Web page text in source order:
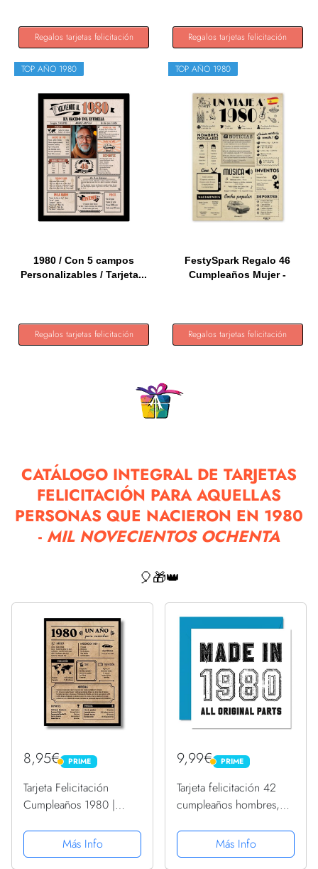
Regalos tarjetas felicitación Regalos tarjetas felicitación
TOP AÑO 1980
1980 / Con 5 campos
Personalizables / Tarjeta...
Regalos tarjetas felicitación
TOP AÑO 1980
FestySpark Regalo 46
Cumpleaños Mujer -
Regalos tarjetas felicitación
CATÁLOGO INTEGRAL DE TARJETAS
FELICITACIÓN PARA AQUELLAS
PERSONAS QUE NACIERON EN 1980
- MIL NOVECIENTOS OCHENTA
🎈🎁👑
8,95€ PRIME
PRIME
Tarjeta Felicitación
Cumpleaños 1980 |
Año de Nacimiento
1980 | Póster
Más Info
9,99€ PRIME
PRIME
Tarjeta felicitación 42
cumpleaños hombres,
fabricada en 1980, todas
las piezas originales,
Más Info